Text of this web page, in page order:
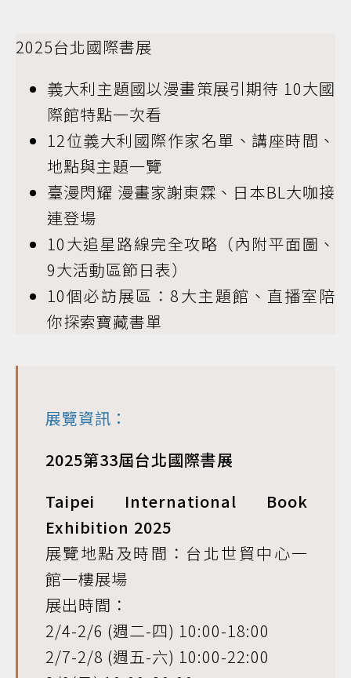
2025台北國際書展
義大利主題國以漫畫策展引期待 10大國
際館特點一次看
12位義大利國際作家名單、講座時間、
地點與主題一覽
臺漫閃耀 漫畫家謝東霖、日本BL大咖接
連登場
10大追星路線完全攻略（內附平面圖、
9大活動區節日表）
10個必訪展區：8大主題館、直播室陪
你探索寶藏書單
展覽資訊：
2025第33屆台北國際書展
Taipei International Book
Exhibition 2025
展覽地點及時間：台北世貿中心一
館一樓展場
展出時間：
2/4-2/6 (週二-四) 10:00-18:00
2/7-2/8 (週五-六) 10:00-22:00